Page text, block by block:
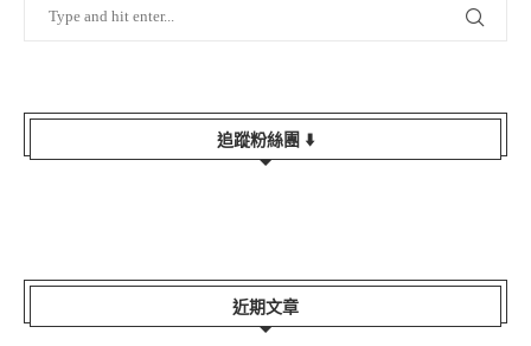
追蹤粉絲團 ⬇️
近期文章